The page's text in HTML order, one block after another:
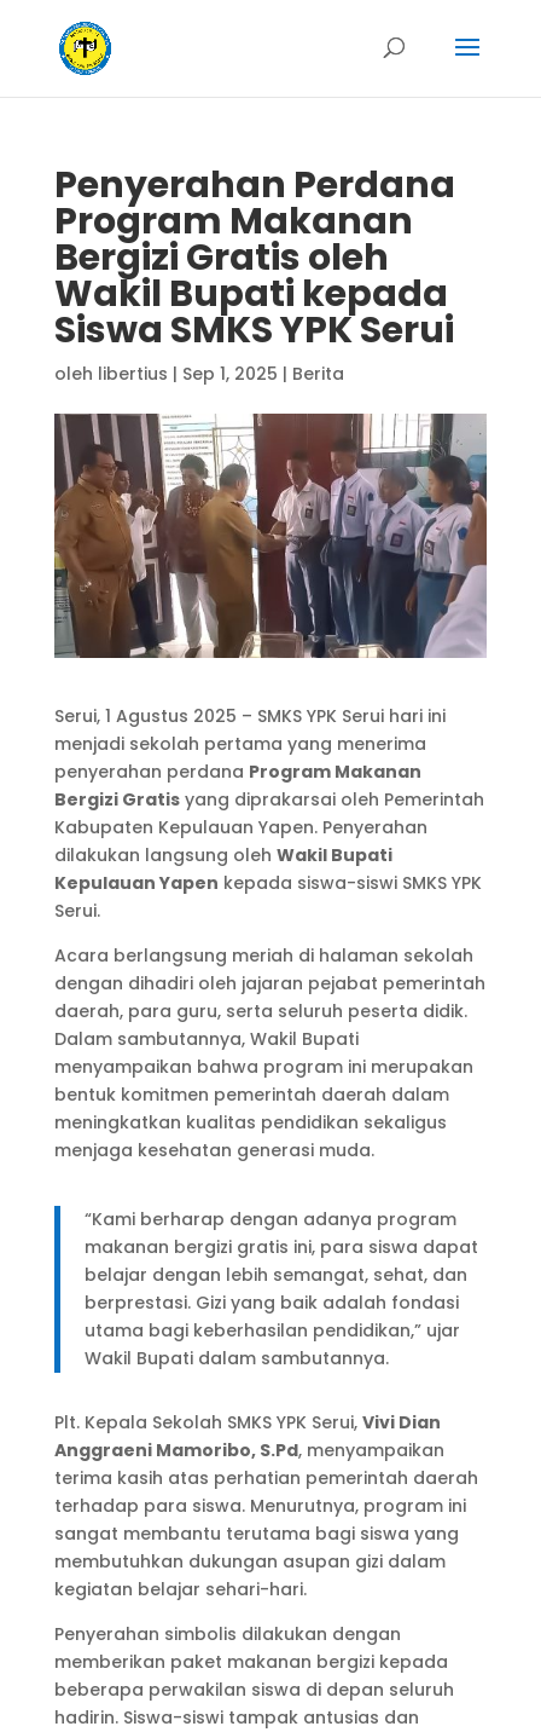
Penyerahan Perdana
Program Makanan
Bergizi Gratis oleh
Wakil Bupati kepada
Siswa SMKS YPK Serui
oleh libertius | Sep 1, 2025 | Berita
Serui, 1 Agustus 2025 – SMKS YPK Serui hari ini
menjadi sekolah pertama yang menerima
penyerahan perdana Program Makanan
Bergizi Gratisyang diprakarsai oleh Pemerintah
Kabupaten Kepulauan Yapen. Penyerahan
dilakukan langsung oleh Wakil Bupati
Kepulauan Yapen kepada siswa-siswi SMKS YPK
Serui.
Acara berlangsung meriah di halaman sekolah
dengan dihadiri oleh jajaran pejabat pemerintah
daerah, para guru, serta seluruh peserta didik.
Dalam sambutannya, Wakil Bupati
menyampaikan bahwa program ini merupakan
bentuk komitmen pemerintah daerah dalam
meningkatkan kualitas pendidikan sekaligus
menjaga kesehatan generasi muda.
“Kami berharap dengan adanya program
makanan bergizi gratis ini, para siswa dapat
belajar dengan lebih semangat, sehat, dan
berprestasi. Gizi yang baik adalah fondasi
utama bagi keberhasilan pendidikan,” ujar
Wakil Bupati dalam sambutannya.
Plt. Kepala Sekolah SMKS YPK Serui, Vivi Dian
Anggraeni Mamoribo, S.Pd, menyampaikan
terima kasih atas perhatian pemerintah daerah
terhadap para siswa. Menurutnya, program ini
sangat membantu terutama bagi siswa yang
membutuhkan dukungan asupan gizi dalam
kegiatan belajar sehari-hari.
Penyerahan simbolis dilakukan dengan
memberikan paket makanan bergizi kepada
beberapa perwakilan siswa di depan seluruh
hadirin. Siswa-siswi tampak antusias dan